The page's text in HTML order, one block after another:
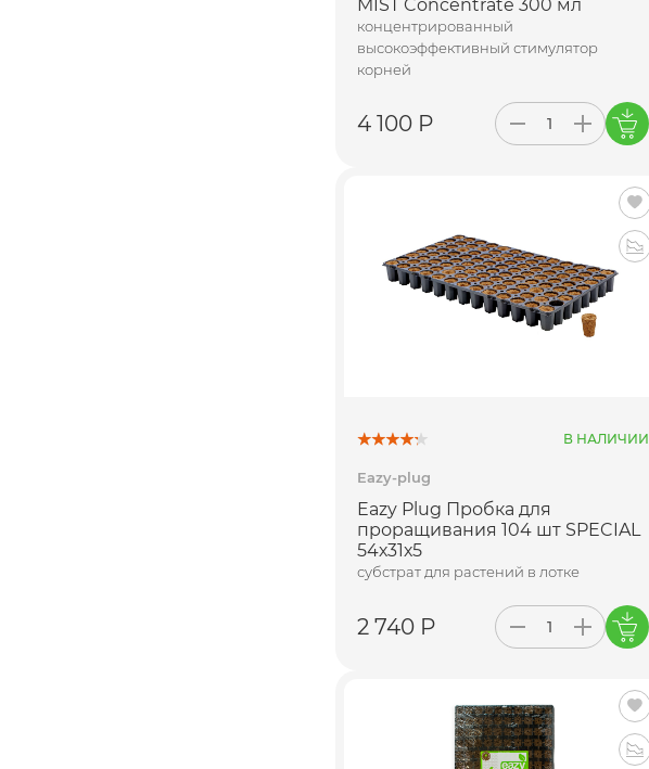
MIST Concentrate 300 мл
концентрированный
высокоэффективный стимулятор
корней
4 100 Р
В НАЛИЧИИ
Eazy-plug
Eazy Plug Пробка для
проращивания 104 шт SPECIAL
54х31х5
субстрат для растений в лотке
2 740 Р